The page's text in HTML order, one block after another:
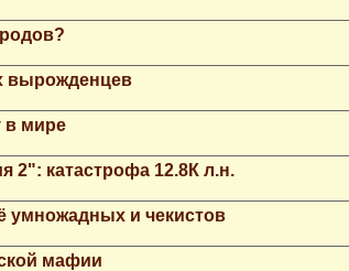
вырожденцев
в мире
катастрофа 12.8К л.н.
умножадных и чекистов
мафии